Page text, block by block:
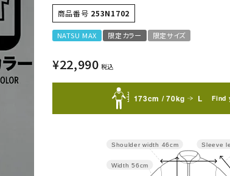
商品番号 253N1702
NATSU MAX 限定カラー 限定サイズ
¥22,990 税込
173cm / 70kg L Find
Sleeve
Width 56cm
Shoulder width 46cm